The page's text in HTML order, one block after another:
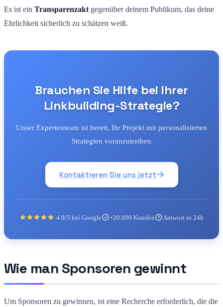
Es ist ein Transparenzakt gegenüber deinem Publikum, das deine
Ehrlichkeit sicherlich zu schätzen weiß.
Brauchen Sie Hilfe bei Ihrer
Linkbuilding-Strategie?
Unser Expertenteam ist bereit, Ihr Projekt mit personalisierten
Strategien voranzutreiben
Kontaktieren Sie uns jetzt
4.9/5 bei Google +20.000 Kunden Antwort in 24h
Wie man Sponsoren gewinnt
Um Sponsoren zu gewinnen, ist eine Recherche erforderlich, die die